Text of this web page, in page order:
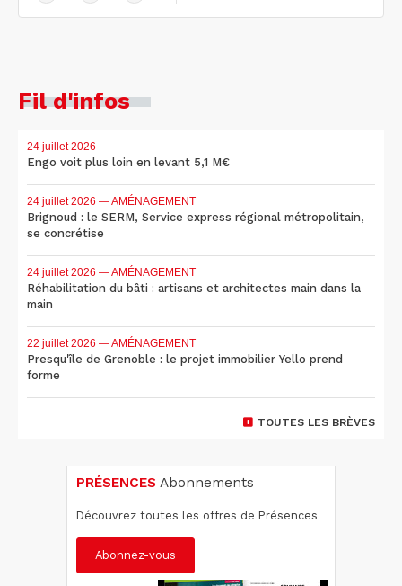
Fil d'infos
24 juillet 2026 —
Engo voit plus loin en levant 5,1 M€
24 juillet 2026 — AMÉNAGEMENT
Brignoud : le SERM, Service express régional métropolitain,
se concrétise
24 juillet 2026 — AMÉNAGEMENT
Réhabilitation du bâti : artisans et architectes main dans la
main
22 juillet 2026 — AMÉNAGEMENT
Presqu'île de Grenoble : le projet immobilier Yello prend
forme
TOUTES LES BRÈVES
PRÉSENCES Abonnements
Découvrez toutes les offres de Présences
Abonnez-vous